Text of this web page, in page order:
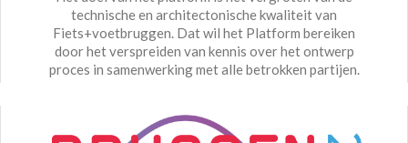
technische en architectonische kwaliteit van
Fiets+voetbruggen. Dat wil het Platform bereiken
door het verspreiden van kennis over het ontwerp
proces in samenwerking met alle betrokken partijen.